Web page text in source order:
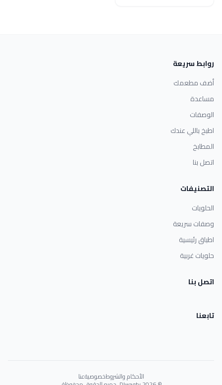
روابط سريعة
أضف مطعمك
مساعدة
الوصفات
اطبخ باللي عندك
المطابخ
اتصل بنا
التصنيفات
الحلويات
وصفات سريعة
اطباق رئيسية
حلويات غربية
اتصل بنا
تابعنا
الأحكام والشروطخصوصيةعنا